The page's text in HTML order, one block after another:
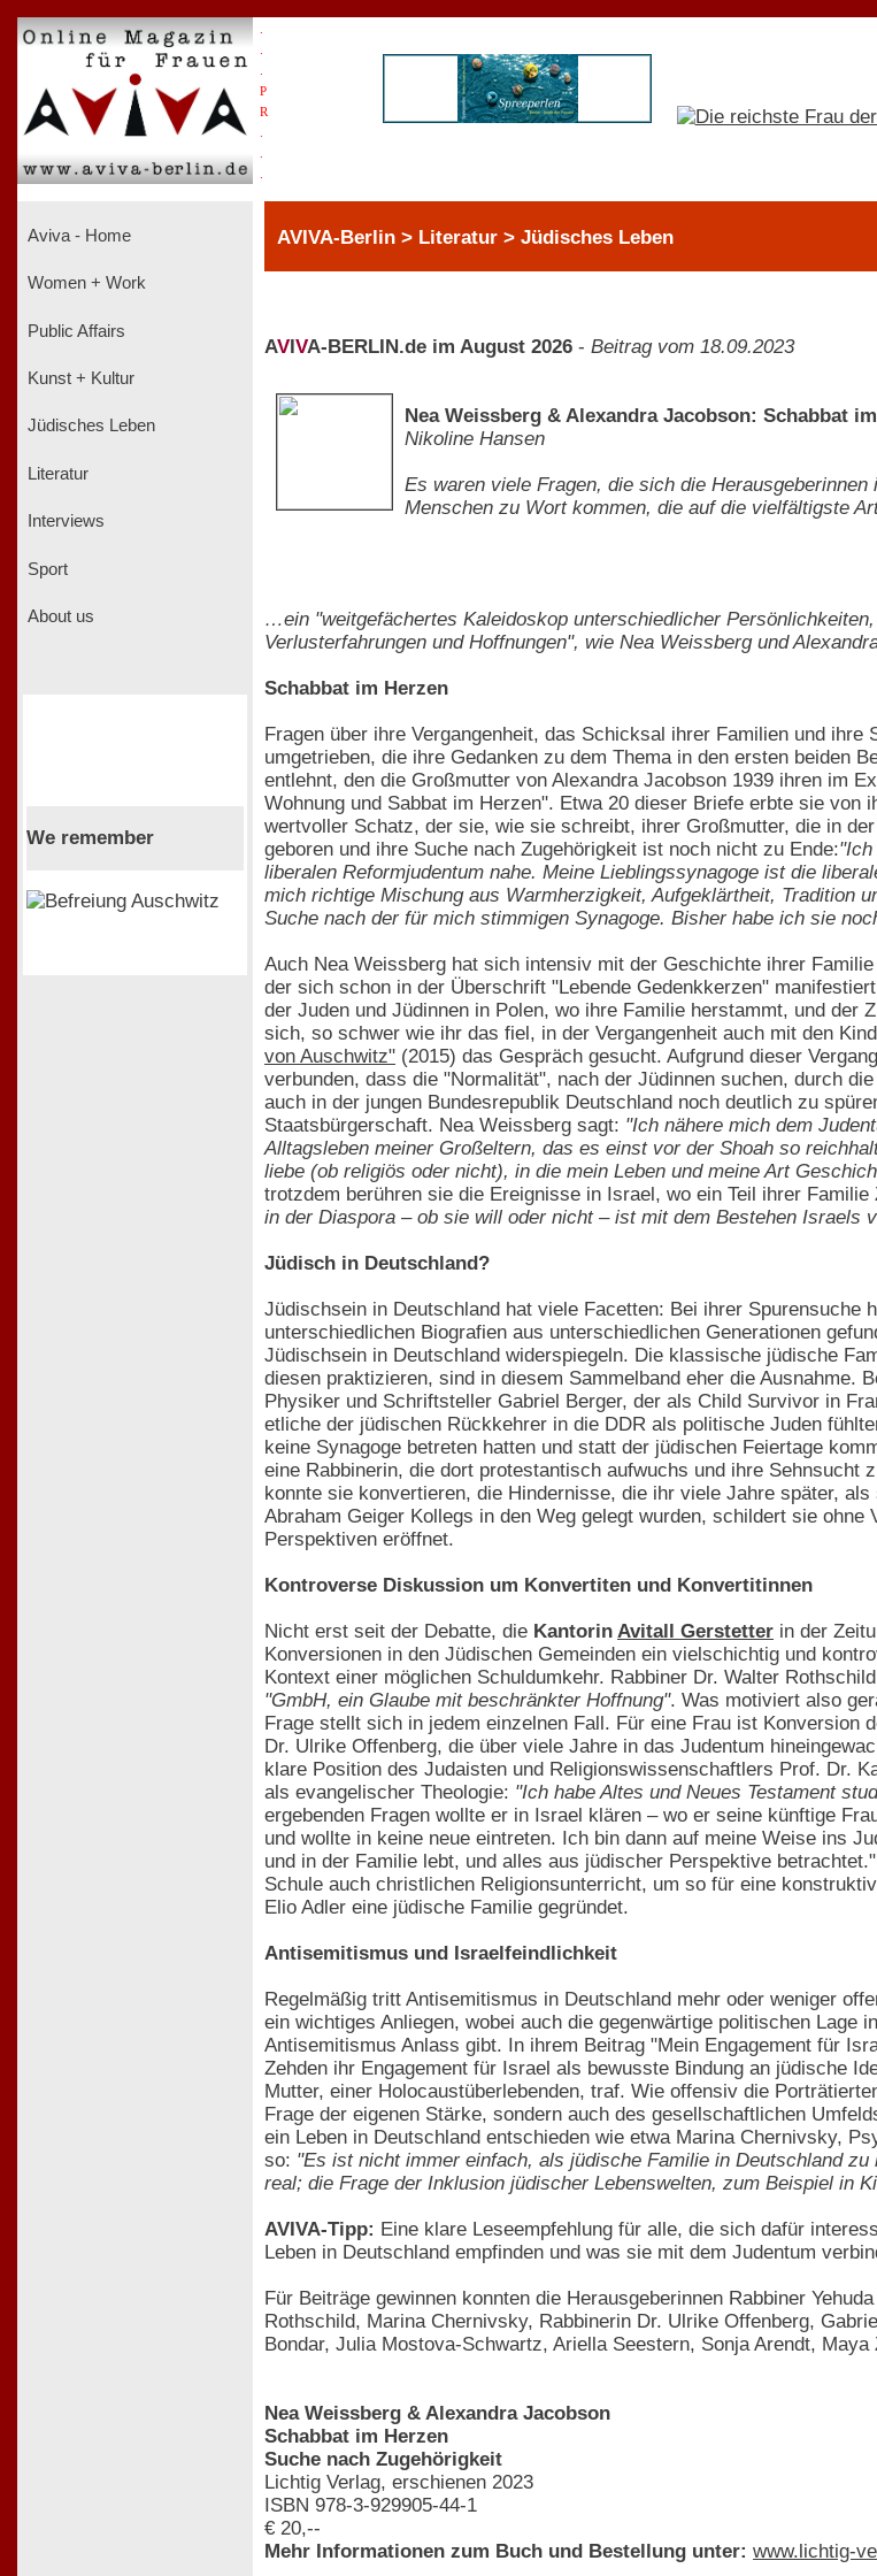
P
R
Aviva - Home
Women + Work
Public Affairs
Kunst + Kultur
Jüdisches Leben
Literatur
Interviews
Sport
About us
We remember
AVIVA-Berlin > Literatur > Jüdisches Leben
AV VA-BERLIN.de im August 2026 - Beitrag vom 18.09.2023
Nea Weissberg & Alexandra Jacobson: Schabbat
Nikoline Hansen
Es waren viele Fragen, die sich die
Menschen zu Wort kommen, die auf die vielfältigste
…ein "weitgefächertes Kaleidoskop unterschiedlicher
Verlusterfahrungen und Hoffnungen", wie Nea Weissberg und
Schabbat im Herzen
Fragen über ihre Vergangenheit, das Schicksal ihrer Familien und
umgetrieben, die ihre Gedanken zu dem Thema in den ersten beiden
entlehnt, den die Großmutter von Alexandra Jacobson 1939 ihren im
Wohnung und Sabbat im Herzen". Etwa 20 dieser Briefe erbte sie
wertvoller Schatz, der sie, wie sie schreibt, ihrer Großmutter, die in
geboren und ihre Suche nach Zugehörigkeit ist noch nicht zu Ende:"Ich
liberalen Reformjudentum nahe. Meine Lieblingssynagoge ist die
mich richtige Mischung aus Warmherzigkeit, Aufgeklärtheit, Tradition
Suche nach der für mich stimmigen Synagoge. Bisher habe ich sie
Auch Nea Weissberg hat sich intensiv mit der Geschichte ihrer
der sich schon in der Überschrift "Lebende Gedenkkerzen"
der Juden und Jüdinnen in Polen, wo ihre Familie herstammt, und
sich, so schwer wie ihr das fiel, in der Vergangenheit auch mit den
von Auschwitz" (2015) das Gespräch gesucht. Aufgrund dieser
verbunden, dass die "Normalität", nach der Jüdinnen suchen, durch
auch in der jungen Bundesrepublik Deutschland noch deutlich zu
Staatsbürgerschaft. Nea Weissberg sagt: "Ich nähere mich dem
Alltagsleben meiner Großeltern, das es einst vor der Shoah so
liebe (ob religiös oder nicht), in die mein Leben und meine Art
trotzdem berühren sie die Ereignisse in Israel, wo ein Teil ihrer
in der Diaspora – ob sie will oder nicht – ist mit dem Bestehen Israels
Jüdisch in Deutschland?
Jüdischsein in Deutschland hat viele Facetten: Bei ihrer
unterschiedlichen Biografien aus unterschiedlichen Generationen
Jüdischsein in Deutschland widerspiegeln. Die klassische jüdische
diesen praktizieren, sind in diesem Sammelband eher die Ausnahme.
Physiker und Schriftsteller Gabriel Berger, der als Child Survivor in
etliche der jüdischen Rückkehrer in die DDR als politische Juden
keine Synagoge betreten hatten und statt der jüdischen Feiertage
eine Rabbinerin, die dort protestantisch aufwuchs und ihre
konnte sie konvertieren, die Hindernisse, die ihr viele Jahre später,
Abraham Geiger Kollegs in den Weg gelegt wurden, schildert sie
Perspektiven eröffnet.
Kontroverse Diskussion um Konvertiten und Konvertitinnen
Nicht erst seit der Debatte, die Kantorin Avitall Gerstetter in der
Konversionen in den Jüdischen Gemeinden ein vielschichtig und
Kontext einer möglichen Schuldumkehr. Rabbiner Dr. Walter
"GmbH, ein Glaube mit beschränkter Hoffnung". Was motiviert also
Frage stellt sich in jedem einzelnen Fall. Für eine Frau ist Konversion
Dr. Ulrike Offenberg, die über viele Jahre in das Judentum
klare Position des Judaisten und Religionswissenschaftlers Prof. Dr.
als evangelischer Theologie: "Ich habe Altes und Neues Testament
ergebenden Fragen wollte er in Israel klären – wo er seine künftige
und wollte in keine neue eintreten. Ich bin dann auf meine Weise ins
und in der Familie lebt, und alles aus jüdischer Perspektive
Schule auch christlichen Religionsunterricht, um so für eine
Elio Adler eine jüdische Familie gegründet.
Antisemitismus und Israelfeindlichkeit
Regelmäßig tritt Antisemitismus in Deutschland mehr oder weniger
ein wichtiges Anliegen, wobei auch die gegenwärtige politischen
Antisemitismus Anlass gibt. In ihrem Beitrag "Mein Engagement für
Zehden ihr Engagement für Israel als bewusste Bindung an jüdische
Mutter, einer Holocaustüberlebenden, traf. Wie offensiv die
Frage der eigenen Stärke, sondern auch des gesellschaftlichen
ein Leben in Deutschland entschieden wie etwa Marina Chernivsky,
so: "Es ist nicht immer einfach, als jüdische Familie in Deutschland
real; die Frage der Inklusion jüdischer Lebenswelten, zum Beispiel in
AVIVA-Tipp: Eine klare Leseempfehlung für alle, die sich dafür
Leben in Deutschland empfinden und was sie mit dem Judentum
Für Beiträge gewinnen konnten die Herausgeberinnen Rabbiner
Rothschild, Marina Chernivsky, Rabbinerin Dr. Ulrike Offenberg,
Bondar, Julia Mostova-Schwartz, Ariella Seestern, Sonja Arendt,
Nea Weissberg & Alexandra Jacobson
Schabbat im Herzen
Suche nach Zugehörigkeit
Lichtig Verlag, erschienen 2023
ISBN 978-3-929905-44-1
€ 20,--
Mehr Informationen zum Buch und Bestellung unter: www.lichtig-